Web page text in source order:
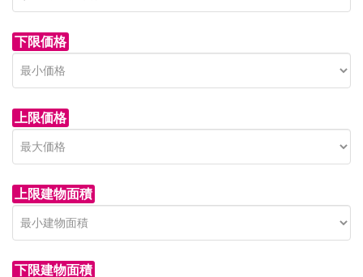
下限価格
上限価格
上限建物面積
下限建物面積